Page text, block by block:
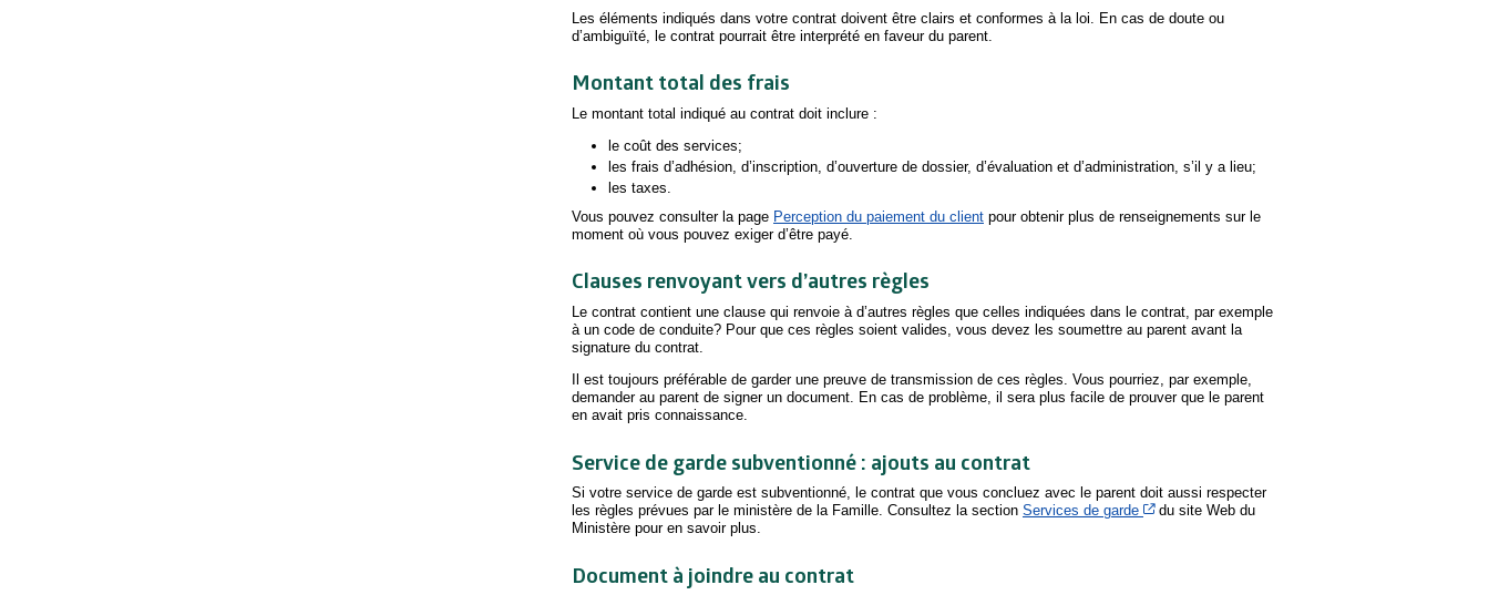
Les éléments indiqués dans votre contrat doivent être clairs et conformes à la loi. En cas de doute ou
d’ambiguïté, le contrat pourrait être interprété en faveur du parent.
Montant total des frais
Le montant total indiqué au contrat doit inclure :
le coût des services;
les frais d’adhésion, d’inscription, d’ouverture de dossier, d’évaluation et d’administration, s’il y a lieu;
les taxes.
Vous pouvez consulter la page Perception du paiement du client pour obtenir plus de renseignements sur le
moment où vous pouvez exiger d’être payé.
Clauses renvoyant vers d’autres règles
Le contrat contient une clause qui renvoie à d’autres règles que celles indiquées dans le contrat, par exemple
à un code de conduite? Pour que ces règles soient valides, vous devez les soumettre au parent avant la
signature du contrat.
Il est toujours préférable de garder une preuve de transmission de ces règles. Vous pourriez, par exemple,
demander au parent de signer un document. En cas de problème, il sera plus facile de prouver que le parent
en avait pris connaissance.
Service de garde subventionné : ajouts au contrat
Si votre service de garde est subventionné, le contrat que vous concluez avec le parent doit aussi respecter
les règles prévues par le ministère de la Famille. Consultez la section Services de garde Cet hyperlien s’ouvrira dans une nouvelle fenêtre
du site Web du
Ministère pour en savoir plus.
Document à joindre au contrat